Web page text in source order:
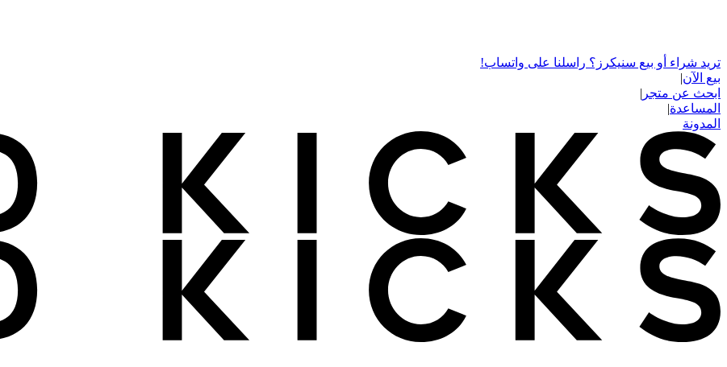
تريد شراء أو بيع سنيكرز؟ راسلنا على واتساب!
بيع الآن|
ابحث عن متجر |
المساعدة|
المدونة